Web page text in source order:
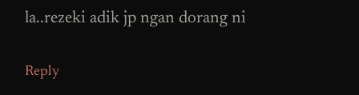
la..rezeki adik jp ngan dorang ni
Reply